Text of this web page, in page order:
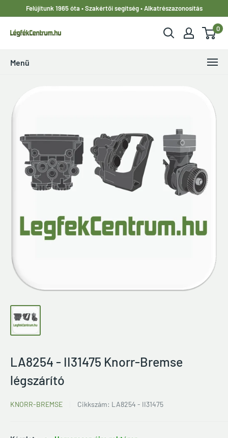
tartalomhoz
Felújítunk 1965 óta • Szakértői segítség • Alkatrészazonosítás
LegfekCentrum.hu
0
Menü
LA8254 - II31475 Knorr-Bremse
légszárító
KNORR-BREMSE Cikkszám: LA8254 - II31475